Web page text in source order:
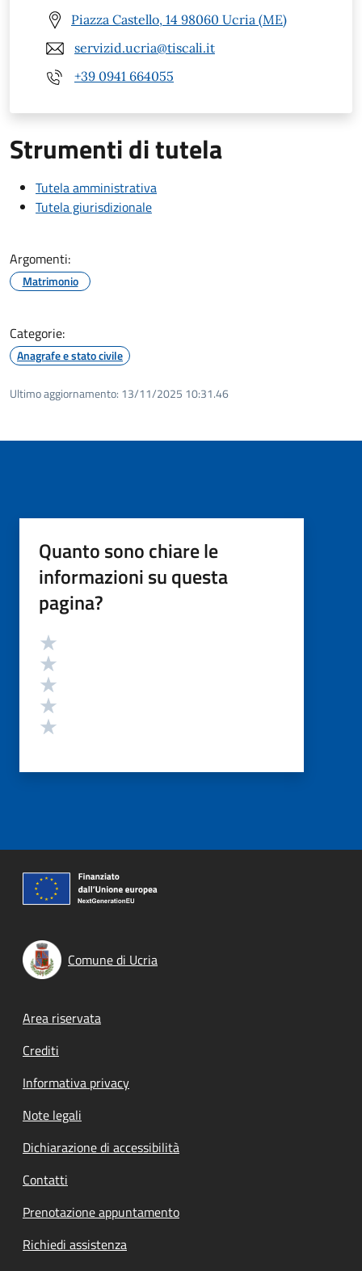
Piazza Castello, 14 98060 Ucria (ME)
servizid.ucria@tiscali.it
+39 0941 664055
Strumenti di tutela
Tutela amministrativa
Tutela giurisdizionale
Argomenti:
Matrimonio
Categorie:
Anagrafe e stato civile
Ultimo aggiornamento: 13/11/2025 10:31.46
Quanto sono chiare le
informazioni su questa
pagina?
Valutazione
Comune di Ucria
Footer menu
Area riservata
Crediti
Informativa privacy
Note legali
Dichiarazione di accessibilità
Contatti
Prenotazione appuntamento
Richiedi assistenza